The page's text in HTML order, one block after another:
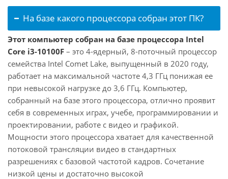
На базе какого процессора собран этот ПК?
Этот компьютер собран на базе процессора Intel
Core i3-10100F – это 4-ядерный, 8-поточный процессор
семейства Intel Comet Lake, выпущенный в 2020 году,
работает на максимальной частоте 4,3 ГГц понижая ее
при невысокой нагрузке до 3,6 ГГц. Компьютер,
собранный на базе этого процессора, отлично проявит
себя в современных играх, учебе, программировании и
проектировании, работе с видео и графикой.
Мощности этого процессора хватает для качественной
потоковой трансляции видео в стандартных
разрешениях с базовой частотой кадров. Сочетание
низкой цены и достаточно высокой